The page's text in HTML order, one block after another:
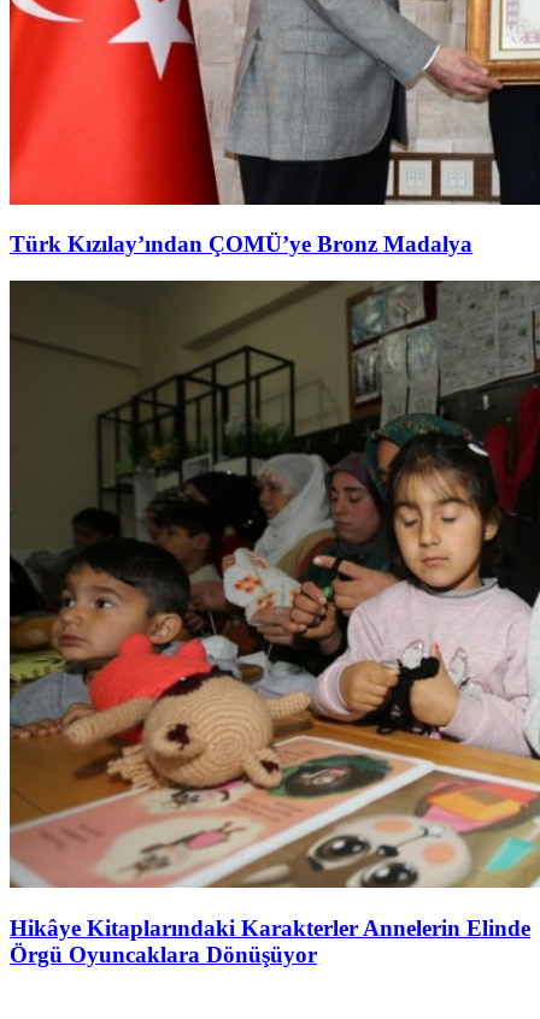
Türk Kızılay’ından ÇOMÜ’ye Bronz Madalya
Hikâye Kitaplarındaki Karakterler Annelerin Elinde
Örgü Oyuncaklara Dönüşüyor